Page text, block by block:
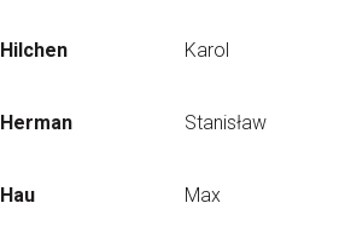
Hilchen Karol
Herman Stanisław
Hau Max